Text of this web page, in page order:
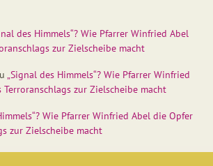
des Himmels“? Wie Pfarrer Winfried Abel
zur Zielscheibe macht
„Signal des Himmels“? Wie Pfarrer Winfried
zur Zielscheibe macht
Wie Pfarrer Winfried Abel die Opfer
zur Zielscheibe macht